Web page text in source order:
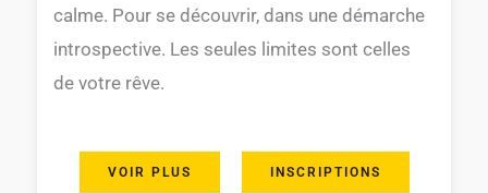
calme. Pour se découvrir, dans une démarche
introspective. Les seules limites sont celles
de votre rêve.
VOIR PLUS INSCRIPTIONS